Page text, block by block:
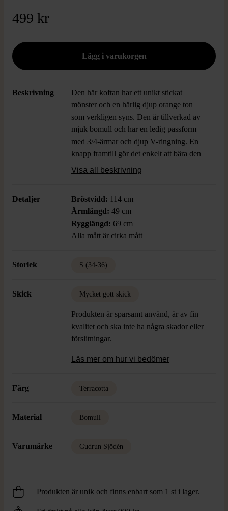
499 kr
Beskrivning
Den här koftan har ett unikt stickat
mönster och en härlig djup orange ton
som verkligen syns. Den är tillverkad av
mjuk bomull och har en ledig passform
med 3/4-ärmar och djup V-ringning. En
knapp framtill gör det enkelt att bära den
öppen eller stängd. Perfekt för dig som
Visa all beskrivning
Detaljer Bröstvidd: 114 cm
Ärmlängd: 49 cm
Rygglängd: 69 cm
Alla mått är cirka mått
Storlek S (34-36)
Skick Mycket gott skick
Produkten är sparsamt använd, är av fin
kvalitet och ska inte ha några skador eller
förslitningar.
Läs mer om hur vi bedömer
Färg Terracotta
Material Bomull
Varumärke Gudrun Sjödén
Produkten är unik och finns enbart som 1 st i lager.